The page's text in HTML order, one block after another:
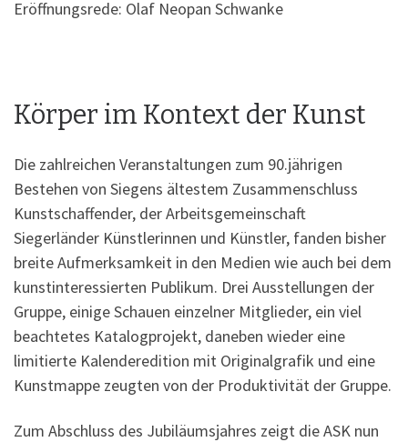
Eröffnungsrede: Olaf Neopan Schwanke
Körper im Kontext der Kunst
Die zahlreichen Veranstaltungen zum 90.jährigen
Bestehen von Siegens ältestem Zusammenschluss
Kunstschaffender, der Arbeitsgemeinschaft
Siegerländer Künstlerinnen und Künstler, fanden bisher
breite Aufmerksamkeit in den Medien wie auch bei dem
kunstinteressierten Publikum. Drei Ausstellungen der
Gruppe, einige Schauen einzelner Mitglieder, ein viel
beachtetes Katalogprojekt, daneben wieder eine
limitierte Kalenderedition mit Originalgrafik und eine
Kunstmappe zeugten von der Produktivität der Gruppe.
Zum Abschluss des Jubiläumsjahres zeigt die ASK nun